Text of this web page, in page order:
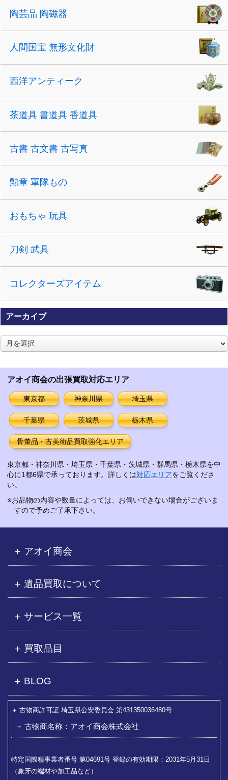
陶芸品 陶磁器
人間国宝 無形文化財
西洋アンティーク
茶道具 書道具 香道具
古書 古文書 古写真
勲章 軍隊もの
おもちゃ 玩具
刀剣 武具
コレクターズアイテム
アーカイブ
ア
ー
アオイ商会の出張買取対応エリア
東京都 神奈川県 埼玉県
千葉県 茨城県 栃木県
骨董品・古美術品買取強化エリア
東京都・神奈川県・埼玉県・千葉県・茨城県・群馬県・栃木県を中
心に1都6県で承っております。詳しくは対応エリアをご覧くださ
い。
※お品物の内容や数量によっては、お伺いできない場合がございま
すので予めご了承下さい。
アオイ商会
遺品買取について
サービス一覧
買取品目
BLOG
古物商許可証 埼玉県公安委員会 第431350036480号
古物商名称：アオイ商会株式会社
特定国際種事業者番号 第04691号 登録の有効期限：2031年5月31日
（象牙の端材や加工品など）